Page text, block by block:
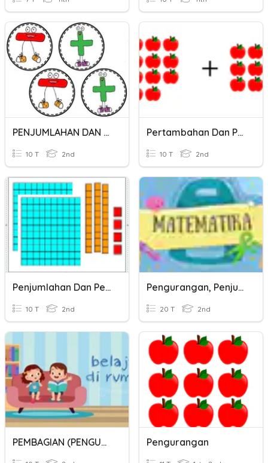
PENJUMLAHAN DAN PENGURANGAN
10 T 2nd
Pertambahan Dan Pengurangan
10 T 2nd
Penjumlahan Dan Pengurangan
10 T 2nd
Pengurangan, Penjumlahan, Perkalian, Dan Pembagian.
20 T 2nd
PEMBAGIAN (PENGURANGAN BERULANG) Pengurangan